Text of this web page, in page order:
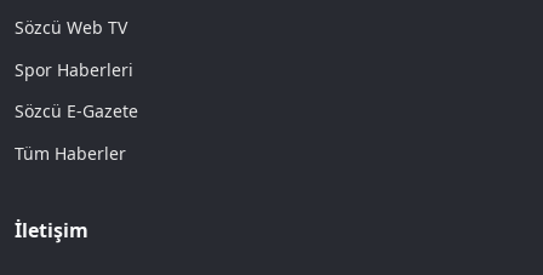
Sözcü Web TV
Spor Haberleri
Sözcü E-Gazete
Tüm Haberler
İletişim